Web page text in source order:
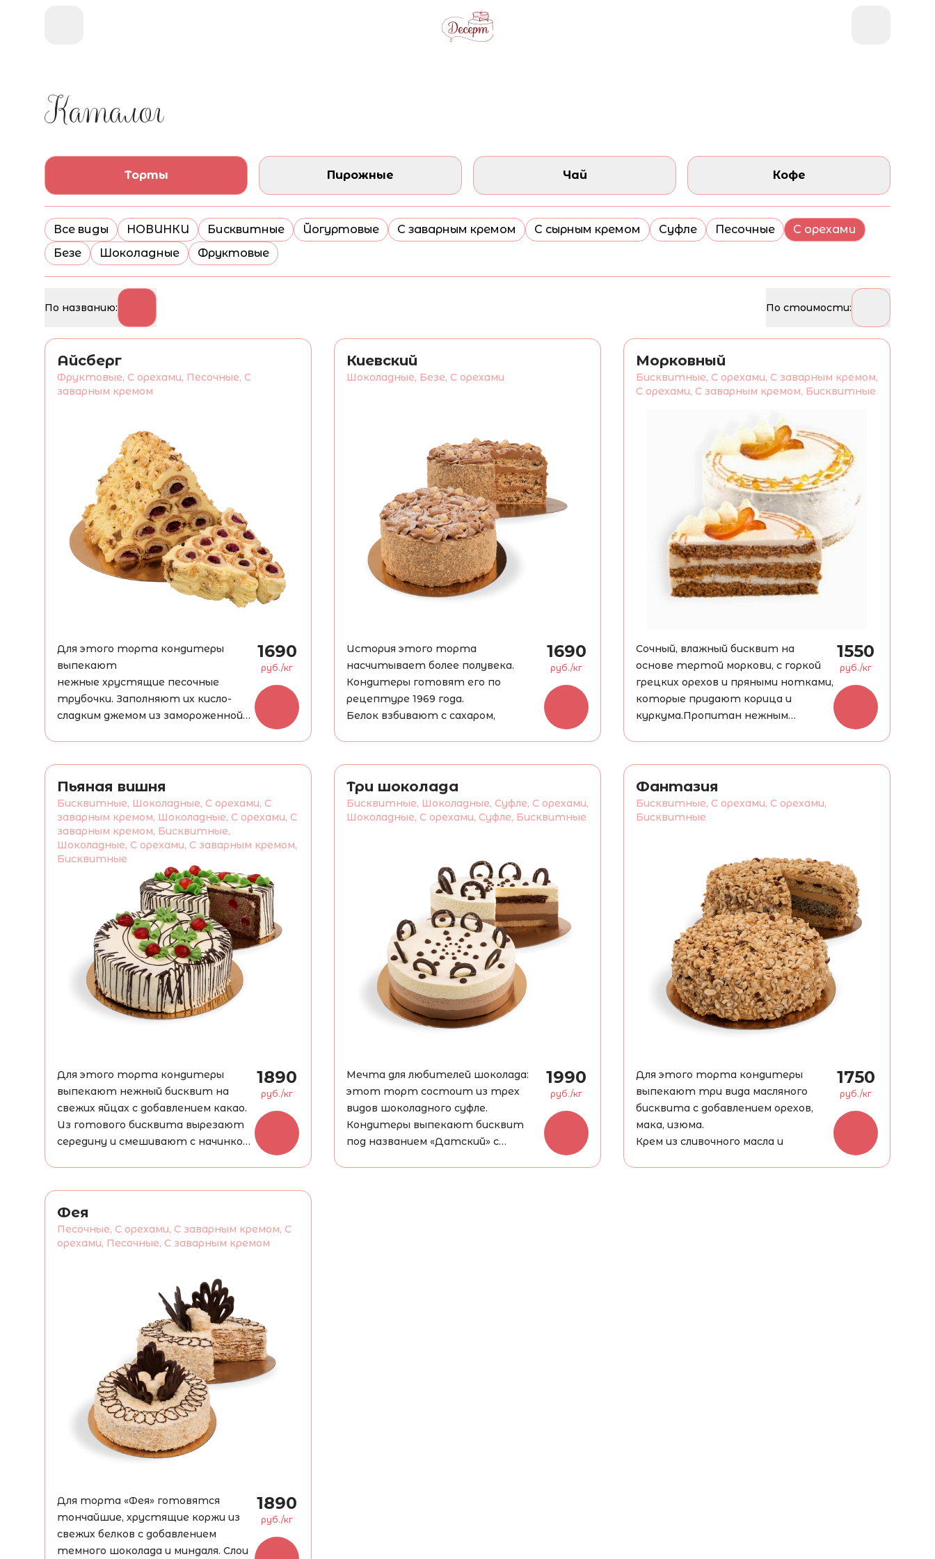
Каталог
Торты Пирожные Чай Кофе
Все виды НОВИНКИ Бисквитные Йогуртовые С заварным кремом С сырным кремом Суфле Песочные
С орехами
Безе
Шоколадные Фруктовые
По названию: По стоимости:
Айсберг
Фруктовые, С орехами, Песочные, С
заварным кремом
Для этого торта кондитеры
выпекают
нежные хрустящие песочные
трубочки. Заполняют их кисло-
сладким джемом из замороженной
обмазывая их нежным заварным
кремом, взбитым со сливочным
маслом, и посыпают поджаренными
грецкими орешками.
1690
руб./кг
Киевский
Шоколадные, Безе, С орехами
История этого торта
насчитывает более полувека.
Кондитеры готовят его по
рецептуре 1969 года.
Белок взбивают с сахаром,
сверху и мягкой внутри меренги.
Смазывают все сливочным кремом
с какао, сверху укладывают
грецкие орехи или фундук.
1690
руб./кг
Морковный
Бисквитные, С орехами, С заварным кремом,
С орехами, С заварным кремом, Бисквитные
Сочный, влажный бисквит на
основе тертой моркови, с горкой
грецких орехов и пряными нотками,
которые придают корица и
куркума.Пропитан нежным
1550
руб./кг
Пьяная вишня
Бисквитные, Шоколадные, С орехами, С
заварным кремом, Шоколадные, С орехами, С
заварным кремом, Бисквитные,
Шоколадные, С орехами, С заварным кремом,
Бисквитные
Для этого торта кондитеры
выпекают нежный бисквит на
свежих яйцах с добавлением какао.
Из готового бисквита вырезают
середину и смешивают с начинкой,
молока, цукатной вишни,
вымоченной в коньяке. Затем
торт закладывается и
смазывается кремом на основе
1890
руб./кг
Три шоколада
Бисквитные, Шоколадные, Суфле, С орехами,
Шоколадные, С орехами, Суфле, Бисквитные
Мечта для любителей шоколада:
этот торт состоит из трех
видов шоколадного суфле.
Кондитеры выпекают бисквит
под названием «Датский» с
1990
руб./кг
Фантазия
Бисквитные, С орехами, С орехами,
Бисквитные
Для этого торта кондитеры
выпекают три вида масляного
бисквита с добавлением орехов,
мака, изюма.
Крем из сливочного масла и
1750
руб./кг
Фея
Песочные, С орехами, С заварным кремом, С
орехами, Песочные, С заварным кремом
Для торта «Фея» готовятся
тончайшие, хрустящие коржи из
свежих белков с добавлением
темного шоколада и миндаля. Слои
1890
руб./кг